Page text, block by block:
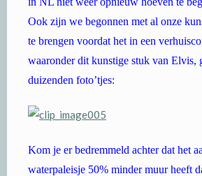
Ook zijn we begonnen met al onze
te brengen voordat het in een
waaronder dit kunstige stuk van Elvis,
duizenden foto’tjes:
Kom je er bedremmeld achter dat het
waterpaleisje 50% minder muur heeft